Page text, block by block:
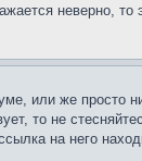
неверно,
или же просто
то не
на него